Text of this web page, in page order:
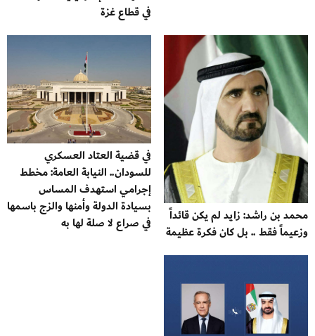
في قطاع غزة
محمد بن راشد: زايد لم يكن قائداً
وزعيماً فقط .. بل كان فكرة عظيمة
في قضية العتاد العسكري
للسودان.. النيابة العامة: مخطط
إجرامي استهدف المساس
بسيادة الدولة وأمنها والزج باسمها
في صراع لا صلة لها به